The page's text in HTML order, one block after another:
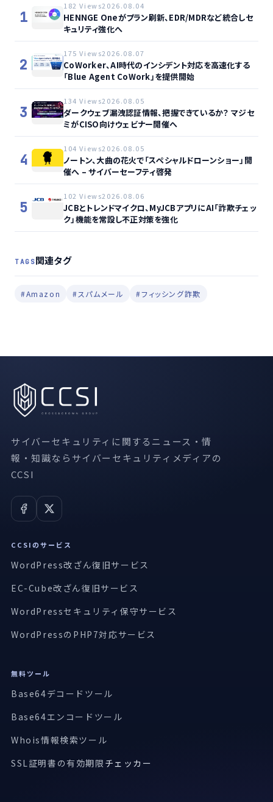
1
182 Views2026.08.04
HENNGE Oneがプラン刷新、EDR/MDRなど統合しセ
キュリティ強化へ
2
175 Views2026.08.07
CoWorker、AI時代のインシデント対応を高速化する
「Blue Agent CoWork」を提供開始
3
134 Views2026.08.05
ダークウェブ漏洩認証情報、把握できているか？ マジセ
ミがCISO向けウェビナー開催へ
4
104 Views2026.08.05
ノートン、大曲の花火で「スペシャルドローンショー」開
催へ – サイバーセーフティ啓発
5
102 Views2026.08.06
JCBとトレンドマイクロ、MyJCBアプリにAI「詐欺チェッ
ク」機能を常設し不正対策を強化
TAGS関連タグ
#Amazon #スパムメール #フィッシング詐欺
サイバーセキュリティに関するニュース・情
報・知識ならサイバーセキュリティメディアの
CCSI
CCSIのサービス
WordPress改ざん復旧サービス
EC-Cube改ざん復旧サービス
WordPressセキュリティ保守サービス
WordPressのPHP7対応サービス
無料ツール
Base64デコードツール
Base64エンコードツール
Whois情報検索ツール
SSL証明書の有効期限 チェッカー